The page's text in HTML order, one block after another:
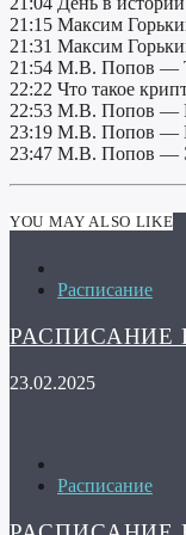
21:15 Максим
21:31 Максим
21:54 М.В. Попов —
22:22 Что такое
22:53 М.В. Попов —
23:19 М.В. Попов —
23:47 М.В. Попов —
YOU MAY ALSO LIKE
Расписание
РАСПИСАНИЕ
23.02.2025
Расписание